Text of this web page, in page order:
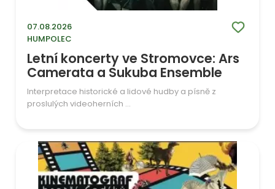
07.08.2026
HUMPOLEC
Letní koncerty ve Stromovce: Ars
Camerata a Sukuba Ensemble
Interpretace historické a lidové hudby a písně z
proslulých videoherních ...